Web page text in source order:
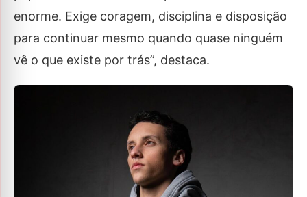
enorme. Exige coragem, disciplina e disposição
para continuar mesmo quando quase ninguém
vê o que existe por trás”, destaca.